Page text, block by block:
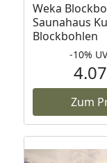
Weka
Saunahaus
Blockbohlen
-10%
Zum